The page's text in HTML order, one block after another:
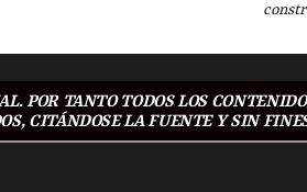
POR TANTO TODOS LOS
CITÁNDOSE LA FUENTE Y SIN